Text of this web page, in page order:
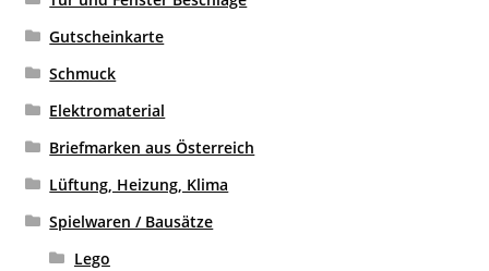
Gutscheinkarte
Schmuck
Elektromaterial
Briefmarken aus Österreich
Lüftung, Heizung, Klima
Spielwaren / Bausätze
Lego